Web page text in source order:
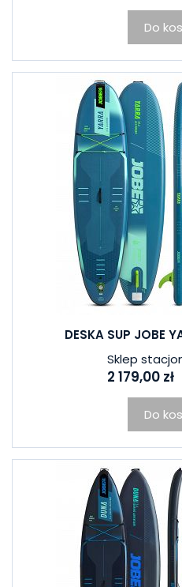
Do
DESKA SUP JOBE
Sklep
2 179,00 zł
Do